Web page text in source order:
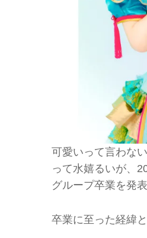
可愛いって言わな
って水嬉るいが、
グループ卒業を発表
卒業に至った経緯